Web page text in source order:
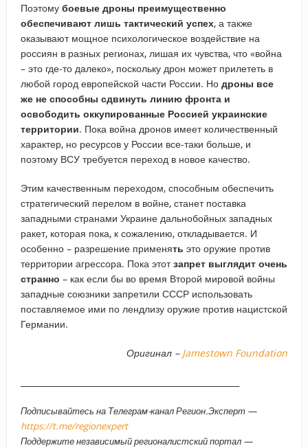
Поэтому боевые дроны преимущественно
обеспечивают лишь тактический успех, а также
оказывают мощное психологическое воздействие на
россиян в разных регионах, лишая их чувства, что «война
– это где-то далеко», поскольку дрон может прилететь в
любой город европейской части России. Но дроны все
же не способны сдвинуть линию фронта и
освободить оккупированные Россией украинские
территории. Пока война дронов имеет количественный
характер, но ресурсов у России все-таки больше, и
поэтому ВСУ требуется переход в новое качество.
Этим качественным переходом, способным обеспечить
стратегический перелом в войне, станет поставка
западными странами Украине дальнобойных западных
ракет, которая пока, к сожалению, откладывается. И
особенно – разрешение применять это оружие против
территории агрессора. Пока этотзапрет выглядит очень
странно – как если бы во время Второй мировой войны
западные союзники запретили СССР использовать
поставляемое ими по лендлизу оружие против нацистской
Германии.
Оригинал – Jamestown Foundation
Подписывайтесь на Телеграм-канал Регион.Эксперт —
https://t.me/regionexpert
Поддержите независимый регионалистский портал —